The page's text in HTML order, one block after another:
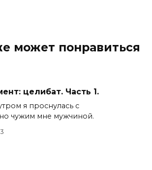
может понравиться
целибат. Часть 1.
я проснулась с
чужим мне мужчиной.